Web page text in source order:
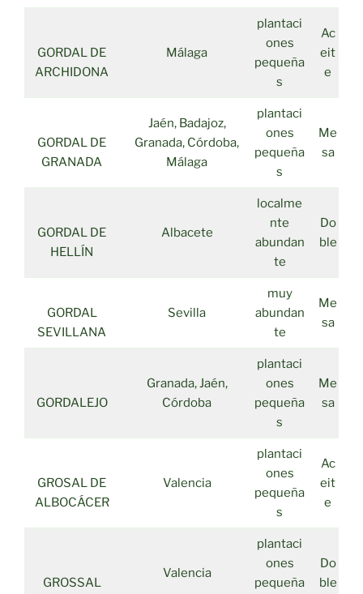
GORDAL DE
ARCHIDONA
Málaga
plantaci
ones
pequeña
s
Ac
eit
e
GORDAL DE
GRANADA
Jaén, Badajoz,
Granada, Córdoba,
Málaga
plantaci
ones
pequeña
s
Me
sa
GORDAL DE
HELLÍN
Albacete
localme
nte
abundan
te
Do
ble
GORDAL
SEVILLANA
Sevilla
muy
abundan
te
Me
sa
GORDALEJO
Granada, Jaén,
Córdoba
plantaci
ones
pequeña
s
Me
sa
GROSAL DE
ALBOCÁCER
Valencia
plantaci
ones
pequeña
s
Ac
eit
e
GROSSAL
Valencia
plantaci
ones
pequeña
Do
ble